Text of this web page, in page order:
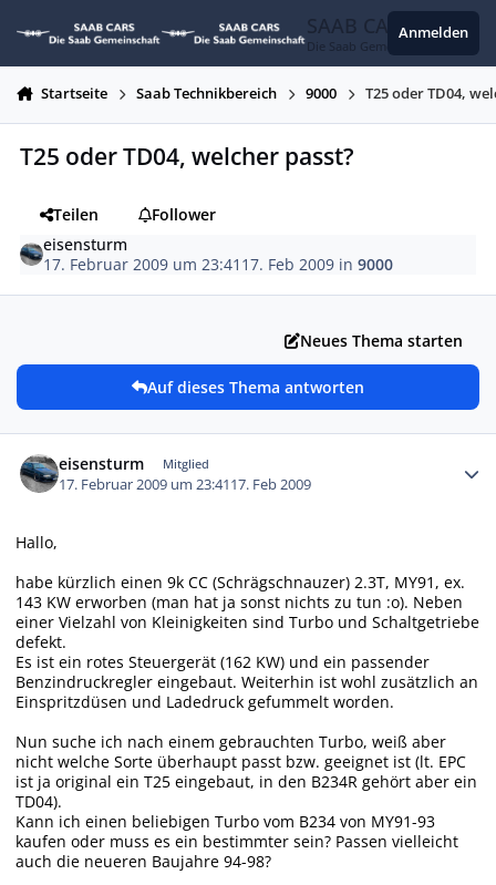
SAAB CARS
Die Saab Gemeinschaft
Anmelden
Startseite Saab Technikbereich 9000 T25 oder TD04,
T25 oder TD04, welcher passt?
Teilen
Follower
eisensturm
17. Februar 2009 um 23:41 17. Feb 2009 in9000
Neues Thema starten
Auf dieses Thema antworten
eisensturm Mitglied
17. Februar 2009 um 23:4117. Feb 2009
Hallo,
habe kürzlich einen 9k CC (Schrägschnauzer) 2.3T, MY91, ex.
143 KW erworben (man hat ja sonst nichts zu tun :o). Neben
einer Vielzahl von Kleinigkeiten sind Turbo und Schaltgetriebe
defekt.
Es ist ein rotes Steuergerät (162 KW) und ein passender
Benzindruckregler eingebaut. Weiterhin ist wohl zusätzlich an
Einspritzdüsen und Ladedruck gefummelt worden.
Nun suche ich nach einem gebrauchten Turbo, weiß aber
nicht welche Sorte überhaupt passt bzw. geeignet ist (lt. EPC
ist ja original ein T25 eingebaut, in den B234R gehört aber ein
TD04).
Kann ich einen beliebigen Turbo vom B234 von MY91-93
kaufen oder muss es ein bestimmter sein? Passen vielleicht
auch die neueren Baujahre 94-98?